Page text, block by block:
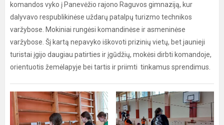
komandos vyko į Panevėžio rajono Raguvos gimnaziją, kur
dalyvavo respublikinėse uždarų patalpų turizmo technikos
varžybose. Mokiniai rungėsi komandinėse ir asmeninėse
varžybose. Šį kartą nepavyko iškovoti prizinių vietų, bet jaunieji
turistai įgijo daugiau patirties ir įgūdžių, mokėsi dirbti komandoje,
orientuotis žemėlapyje bei tartis ir priimti tinkamus sprendimus.